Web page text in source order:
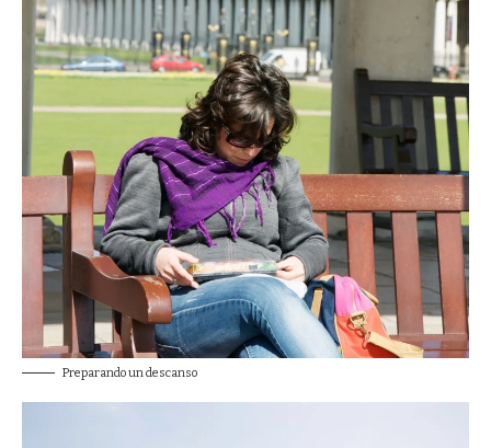
Preparando un descanso